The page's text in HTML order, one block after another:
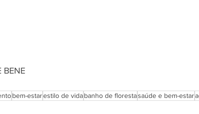
BENE
bem-estarestilo de vidabanho de florestasaúde e bem-estar